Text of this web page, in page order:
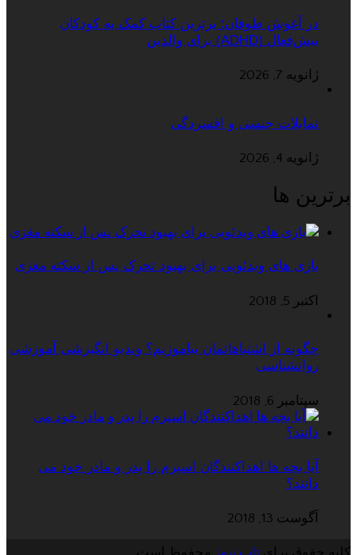
در آغوش طوفان؛ برترین کتاب کمک به کودکان
بیش‌فعال (ADHD) برای والدین
ژانویه 7, 2026
تمایلات جنسی و افسردگی
ژانویه 4, 2026
برترین ها
بازی های ویدئویی برای بهبود تحرک پس از سکته مغزی
اکتبر 5, 2018
چگونه از اشتباهاتمان بیاموزیم؟ ویدیو انگیزشی آموزشی
روانشناسی
سپتامبر 6, 2018
آیا بچه ها اهداکنندگان اسپرم را پدر و مادر خود می
دانند؟
آگوست 13, 2018